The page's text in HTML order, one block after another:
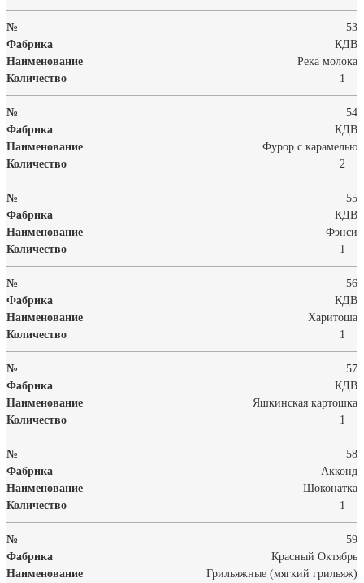
53
КДВ
Река молока
1
54
КДВ
Фурор с карамелью
2
55
КДВ
Фэнси
1
56
КДВ
Харитоша
1
57
КДВ
Яшкинская картошка
1
58
Акконд
Шоконатка
1
59
Красный Октябрь
Грильяжные (мягкий грильяж)